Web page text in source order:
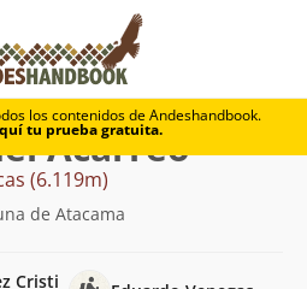
los contenidos de Andeshandbook.
tu prueba gratuita.
Barrancas Blancas
Acarreo
(6.119m)
de Atacama
Cristi